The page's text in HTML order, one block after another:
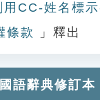
用CC-姓名標
條款
」釋出
語辭典修訂本